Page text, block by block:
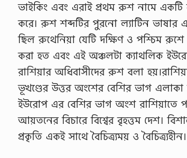
ভাইকিং এবং এরাই প্রথম রুশ নামে একটি
করে। রুশ শব্দটির পুরনো ল্যাটিন ভাষার
ছিল রুথেনিয়া যেটি দক্ষিণ ও পশ্চিম রুশে
করা হত এবং এই অঞ্চলটা ক্যাথলিক
রাশিয়ার অধিবাসীদের রুশ বলা
ভূখণ্ডের উত্তর অংশের বেশির ভাগ এলাকা
ইউরোপ এর বেশির ভাগ অংশ রাশিয়াতে
আয়তনের বিচারে বিশ্বের বৃহত্তম দেশ।
প্রকৃতি একই সাথে বৈচিত্র্যময় ও বৈচিত্র্যহীন।